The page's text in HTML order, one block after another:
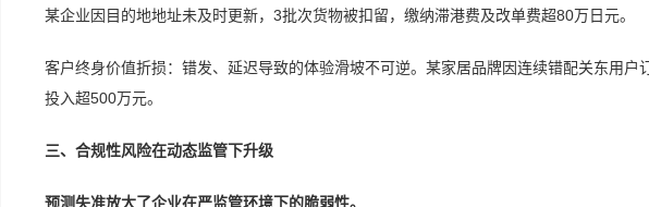
某企业因目的地地址未及时更新，3批次货物被扣留，缴纳滞港费及改单费超80万日元。
客户终身价值折损：错发、延迟导致的体验滑坡不可逆。某家居品牌因连续错配关东用
投入超500万元。
三、合规性风险在动态监管下升级
预测失准放大了企业在严监管环境下的脆弱性。